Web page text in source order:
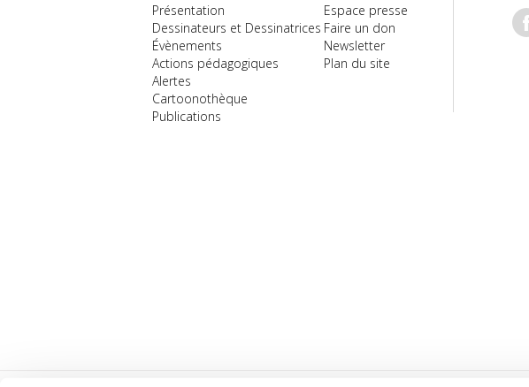
Présentation
Dessinateurs et Dessinatrices
Évènements
Actions pédagogiques
Alertes
Cartoonothèque
Publications
Espace presse
Faire un don
Newsletter
Plan du site